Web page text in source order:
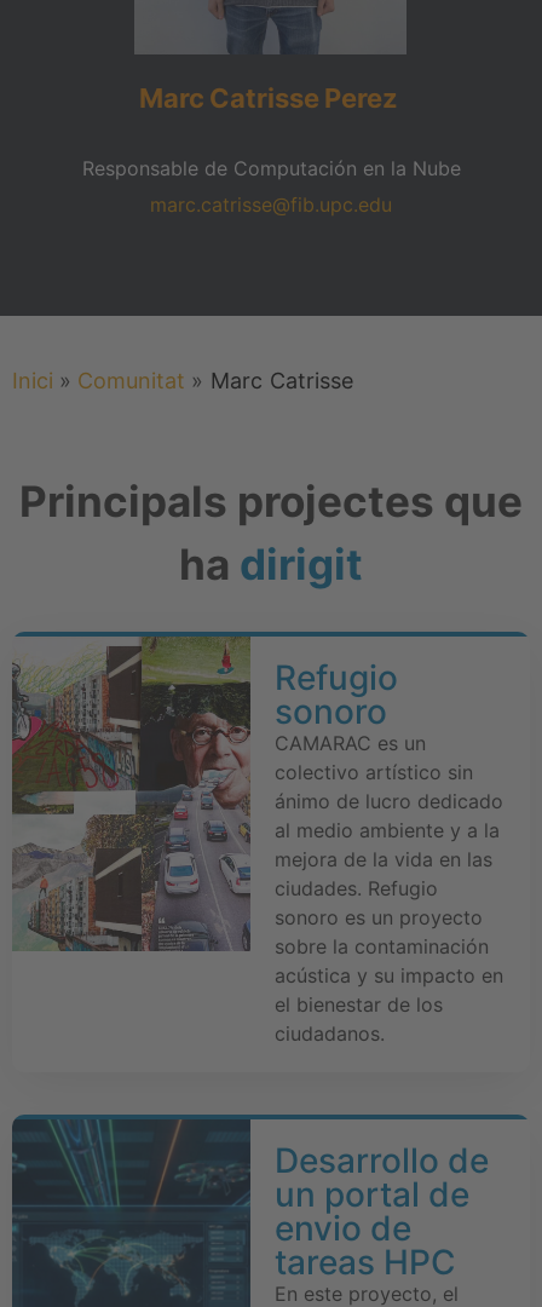
Marc Catrisse Perez
Responsable de Computación en la Nube
marc.catrisse@fib.upc.edu
Inici » Comunitat » Marc Catrisse
Principals projectes que
ha dirigit
Refugio
sonoro
CAMARAC es un
colectivo artístico sin
ánimo de lucro dedicado
al medio ambiente y a la
mejora de la vida en las
ciudades. Refugio
sonoro es un proyecto
sobre la contaminación
acústica y su impacto en
el bienestar de los
ciudadanos.
Desarrollo de
un portal de
envio de
tareas HPC
En este proyecto, el